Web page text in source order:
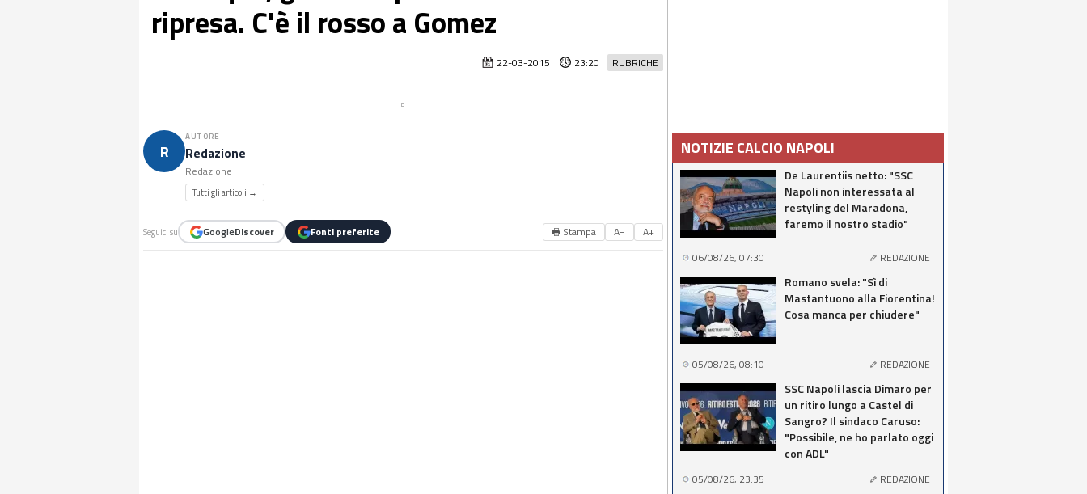
ripresa. C'è il rosso a Gomez
RUBRICHE
22-03-2015 23:20
R
AUTORE
Redazione
Redazione
Tutti gli articoli →
Seguici su GoogleDiscover Fonti preferite 🖶 Stampa A− A+
NOTIZIE CALCIO NAPOLI
De Laurentiis netto: "SSC
Napoli non interessata al
restyling del Maradona,
faremo il nostro stadio"
06/08/26, 07:30 REDAZIONE
Romano svela: "Sì di
Mastantuono alla Fiorentina!
Cosa manca per chiudere"
05/08/26, 08:10 REDAZIONE
SSC Napoli lascia Dimaro per
un ritiro lungo a Castel di
Sangro? Il sindaco Caruso:
"Possibile, ne ho parlato oggi
con ADL"
05/08/26, 23:35 REDAZIONE